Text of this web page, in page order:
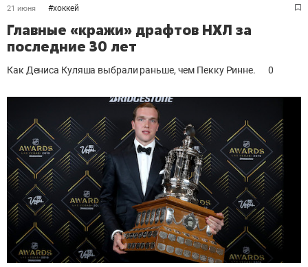
21 июня #хоккей
Главные «кражи» драфтов НХЛ за
последние 30 лет
Как Дениса Куляша выбрали раньше, чем Пекку Ринне. 0